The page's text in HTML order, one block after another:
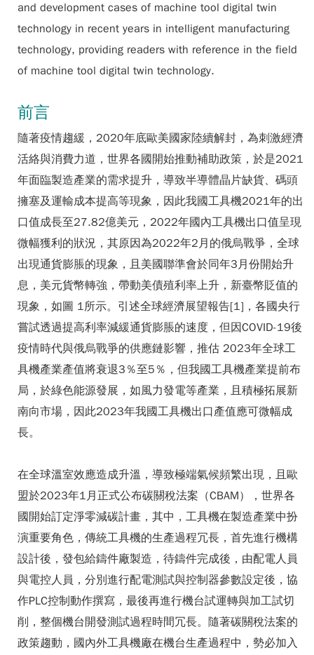
and development cases of machine tool digital twin
technology in recent years in intelligent manufacturing
technology, providing readers with reference in the field
of machine tool digital twin technology.
前言
隨著疫情趨緩，2020年底歐美國家陸續解封，為刺激經濟
活絡與消費力道，世界各國開始推動補助政策，於是2021
年面臨製造產業的需求提升，導致半導體晶片缺貨、碼頭
擁塞及運輸成本提高等現象，因此我國工具機2021年的出
口值成長至27.82億美元，2022年國內工具機出口值呈現
微幅獲利的狀況，其原因為2022年2月的俄烏戰爭，全球
出現通貨膨脹的現象，且美國聯準會於同年3月份開始升
息，美元貨幣轉強，帶動美債殖利率上升，新臺幣貶值的
現象，如圖 1所示。引述全球經濟展望報告[1]，各國央行
嘗試透過提高利率減緩通貨膨脹的速度，但因COVID-19後
疫情時代與俄烏戰爭的供應鏈影響，推估 2023年全球工
具機產業產值將衰退3％至5％，但我國工具機產業提前布
局，於綠色能源發展，如風力發電等產業，且積極拓展新
南向市場，因此2023年我國工具機出口產值應可微幅成
長。
在全球溫室效應造成升溫，導致極端氣候頻繁出現，且歐
盟於2023年1月正式公布碳關稅法案（CBAM），世界各
國開始訂定淨零減碳計畫，其中，工具機在製造產業中扮
演重要角色，傳統工具機的生產過程冗長，首先進行機構
設計後，發包給鑄件廠製造，待鑄件完成後，由配電人員
與電控人員，分別進行配電測試與控制器參數設定後，協
作PLC控制動作撰寫，最後再進行機台試運轉與加工試切
削，整個機台開發測試過程時間冗長。隨著碳關稅法案的
政策趨動，國內外工具機廠在機台生產過程中，勢必加入